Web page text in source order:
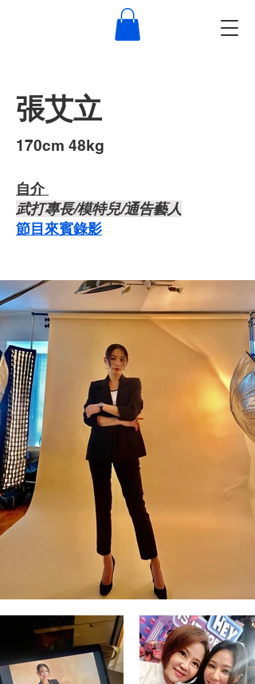
張艾立
​170cm 48kg
自介 ​
武打專長/模特兒/通告藝人
節目來賓錄影